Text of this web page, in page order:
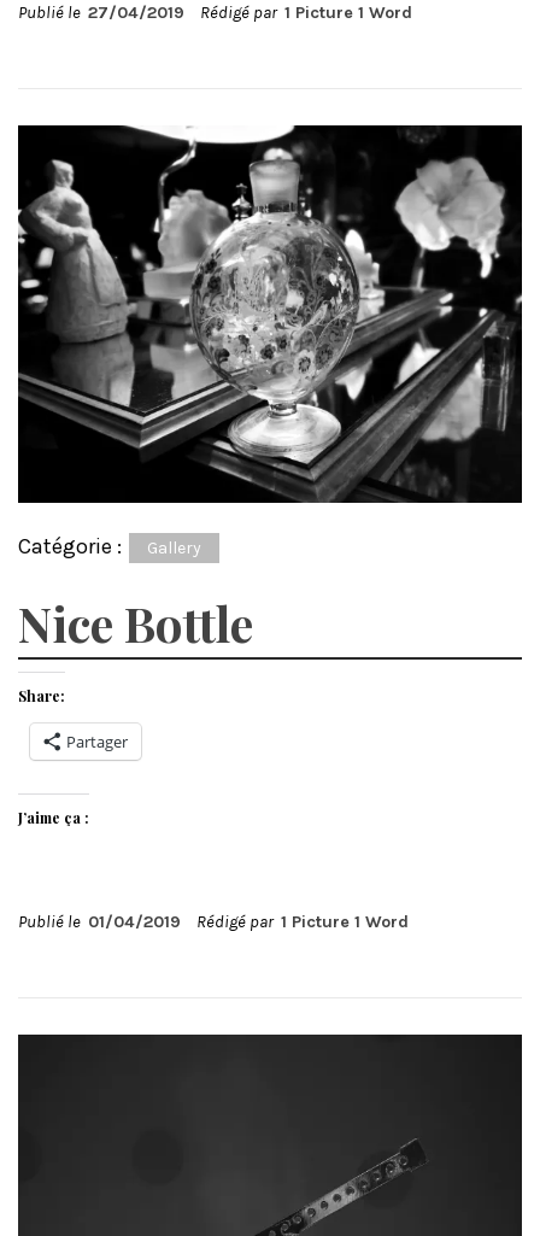
Publié le 27/04/2019 Rédigé par 1 Picture 1 Word
Catégorie : Gallery
Nice Bottle
Share:
Partager
J’aime ça :
Publié le 01/04/2019 Rédigé par 1 Picture 1 Word